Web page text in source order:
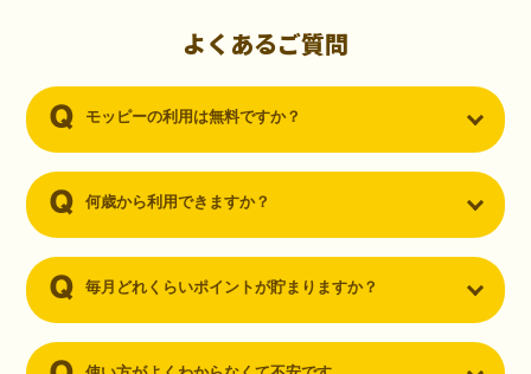
（30代・男性）
ーを知りました。クレジットカードを発行するだけでポイントが貯ま
るならと無料登録して、クレジットカードの発行やアプリダウンロー
よくあるご質問
モッピーの利用は無料ですか？
何歳から利用できますか？
毎月どれくらいポイントが貯まりますか？